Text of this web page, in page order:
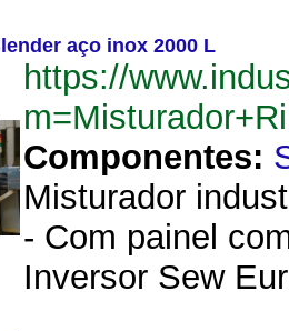
aço inox 2000 L
https://
Componentes:
Misturador
- Com painel
Inversor Sew